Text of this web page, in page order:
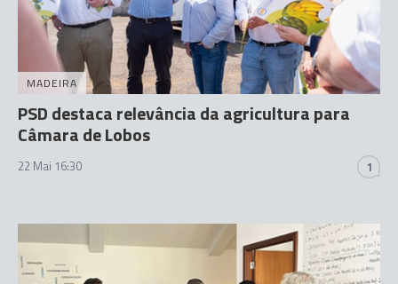
MADEIRA
PSD destaca relevância da agricultura para
Câmara de Lobos
22 Mai 16:30 1